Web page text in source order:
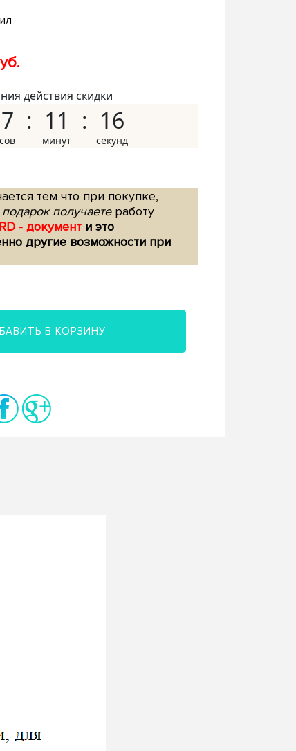
действия скидки
11 15
тем что при покупке,
получаетеработу
- документ и это
другие возможности при
В КОРЗИНУ